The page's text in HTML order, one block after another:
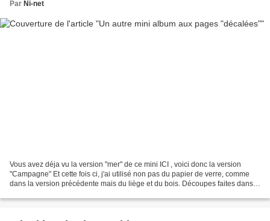
Par Ni-net
Vous avez déja vu la version "mer" de ce mini ICI , voici donc la version
"Campagne" Et cette fois ci, j'ai utilisé non pas du papier de verre, comme
dans la version précédente mais du liège et du bois. Découpes faites dans